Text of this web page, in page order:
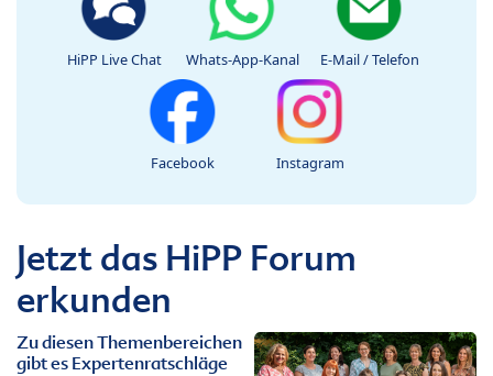
HiPP Live Chat Whats-App-Kanal E-Mail / Telefon
Facebook Instagram
Jetzt das HiPP Forum
erkunden
Zu diesen Themenbereichen
gibt es Expertenratschläge